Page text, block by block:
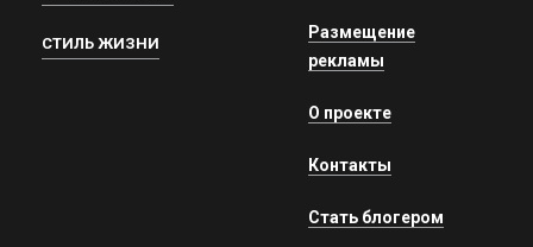
СТИЛЬ ЖИЗНИ
Размещение
рекламы
О проекте
Контакты
Стать блогером